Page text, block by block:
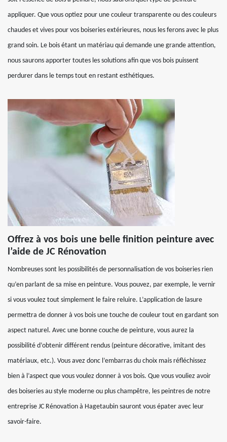
appliquer. Que vous optiez pour une couleur transparente ou des couleurs
chaudes et vives pour vos boiseries extérieures, nous les ferons avec le plus
grand soin. Le bois étant un matériau qui demande une grande attention,
nous saurons apporter toutes les solutions afin que vos bois puissent
perdurer dans le temps tout en restant esthétiques.
Offrez à vos bois une belle finition peinture avec
l’aide de JC Rénovation
Nombreuses sont les possibilités de personnalisation de vos boiseries rien
qu’en parlant de sa mise en peinture. Vous pouvez, par exemple, le vernir
si vous voulez tout simplement le faire reluire. L’application de lasure
permettra de donner à vos bois une touche de couleur tout en gardant son
aspect naturel. Avec une bonne couche de peinture, vous aurez la
possibilité d’obtenir différent rendus (peinture décorative, imitant des
matériaux, etc.). Vous avez donc l’embarras du choix mais réfléchissez
bien à l’aspect que vous voulez donner à vos bois. Que vous vouliez avoir
des boiseries au style moderne ou plus champêtre, les peintres de notre
entreprise JC Rénovation à Hagetaubin sauront vous épater avec leur
savoir-faire.